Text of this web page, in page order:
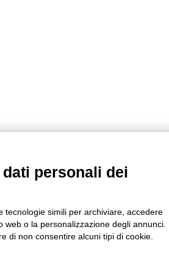
personali dei
tecnologie simili per archiviare, accedere
o la personalizzazione degli annunci.
di non consentire alcuni tipi di cookie.